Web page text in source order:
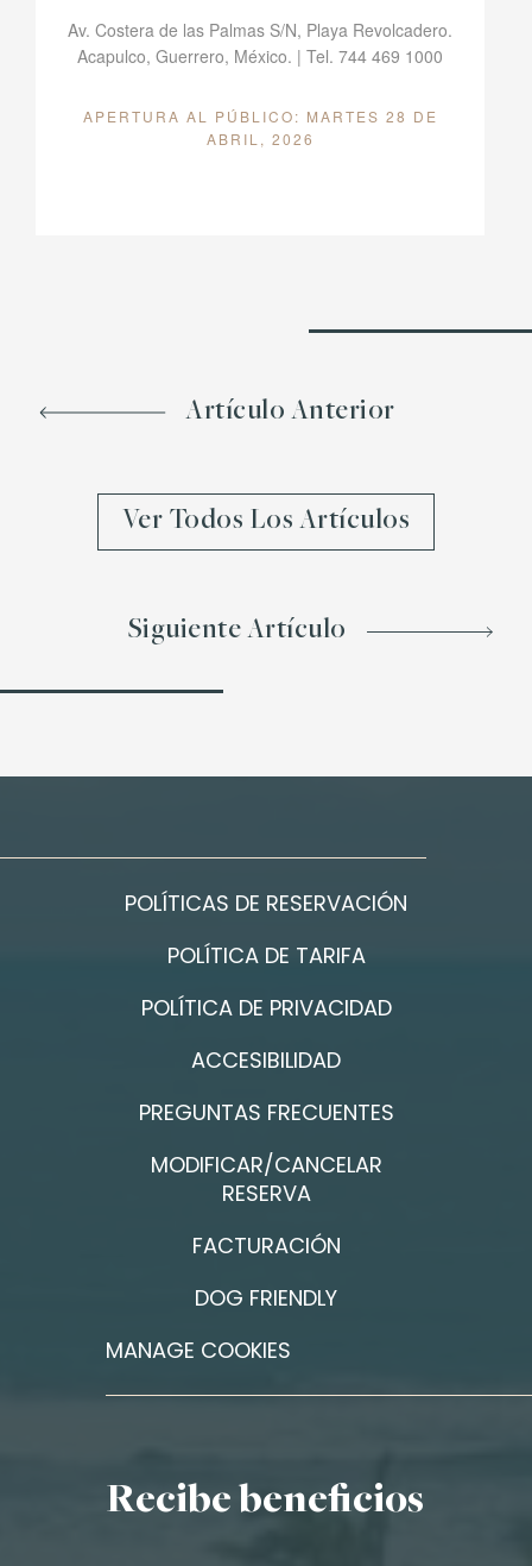
Av. Costera de las Palmas S/N, Playa Revolcadero.
Acapulco, Guerrero, México. | Tel. 744 469 1000
APERTURA AL PÚBLICO: MARTES 28 DE
ABRIL, 2026
Artículo Anterior
Ver Todos Los Artículos
Siguiente Artículo
POLÍTICAS DE RESERVACIÓN
POLÍTICA DE TARIFA
POLÍTICA DE PRIVACIDAD
ACCESIBILIDAD
PREGUNTAS FRECUENTES
MODIFICAR/CANCELAR
RESERVA
FACTURACIÓN
DOG FRIENDLY
MANAGE COOKIES
Recibe beneficios